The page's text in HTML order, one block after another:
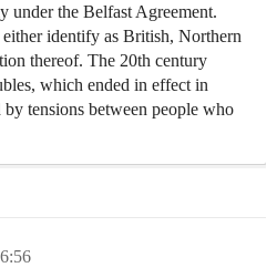
under the Belfast Agreement.
identify as British, Northern
thereof. The 20th century
which ended in effect in
tensions between people who